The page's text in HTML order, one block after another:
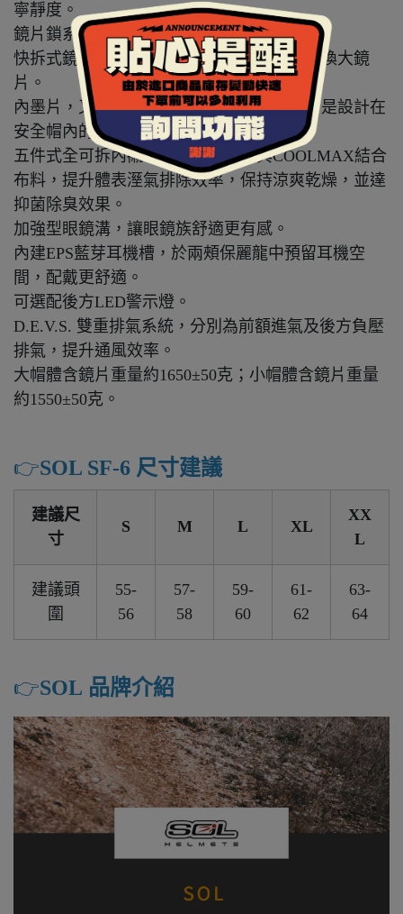
寧靜度。
鏡片鎖系統，高速騎乘時更穩定。
快拆式鏡片設計，不需任何工具即可自行更換大鏡
片。
內墨片，又稱內藏鏡、內置鏡片或遮陽鏡，是設計在
安全帽內的太陽眼鏡，採用抗UV400鏡片。
五件式全可拆內襯，採用奈米竹碳與COOLMAX結合
布料，提升體表溼氣排除效率，保持涼爽乾燥，並達
抑菌除臭效果。
加強型眼鏡溝，讓眼鏡族舒適更有感。
內建EPS藍芽耳機槽，於兩頰保麗龍中預留耳機空
間，配戴更舒適。
可選配後方LED警示燈。
D.E.V.S. 雙重排氣系統，分別為前額進氣及後方負壓
排氣，提升通風效率。
大帽體含鏡片重量約1650±50克；小帽體含鏡片重量
約1550±50克。
👉️SOL SF-6 尺寸建議
建議尺
寸
S M L XL
XX
L
建議頭
圍
55-
56
57-
58
59-
60
61-
62
63-
64
👉️SOL 品牌介紹